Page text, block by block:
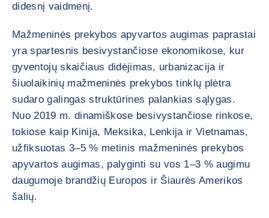
didesnį vaidmenį.
Mažmeninės prekybos apyvartos augimas paprastai
yra spartesnis besivystančiose ekonomikose, kur
gyventojų skaičiaus didėjimas, urbanizacija ir
šiuolaikinių mažmeninės prekybos tinklų plėtra
sudaro galingas struktūrines palankias sąlygas.
Nuo 2019 m. dinamiškose besivystančiose rinkose,
tokiose kaip Kinija, Meksika, Lenkija ir Vietnamas,
užfiksuotas 3–5 % metinis mažmeninės prekybos
apyvartos augimas, palyginti su vos 1–3 % augimu
daugumoje brandžių Europos ir Šiaurės Amerikos
šalių.